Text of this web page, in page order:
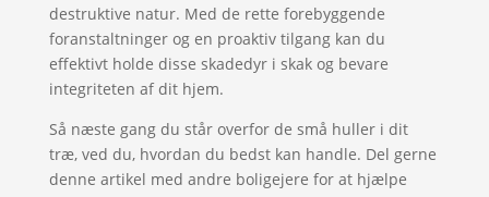
destruktive natur. Med de rette forebyggende
foranstaltninger og en proaktiv tilgang kan du
effektivt holde disse skadedyr i skak og bevare
integriteten af dit hjem.
Så næste gang du står overfor de små huller i dit
træ, ved du, hvordan du bedst kan handle. Del gerne
denne artikel med andre boligejere for at hjælpe